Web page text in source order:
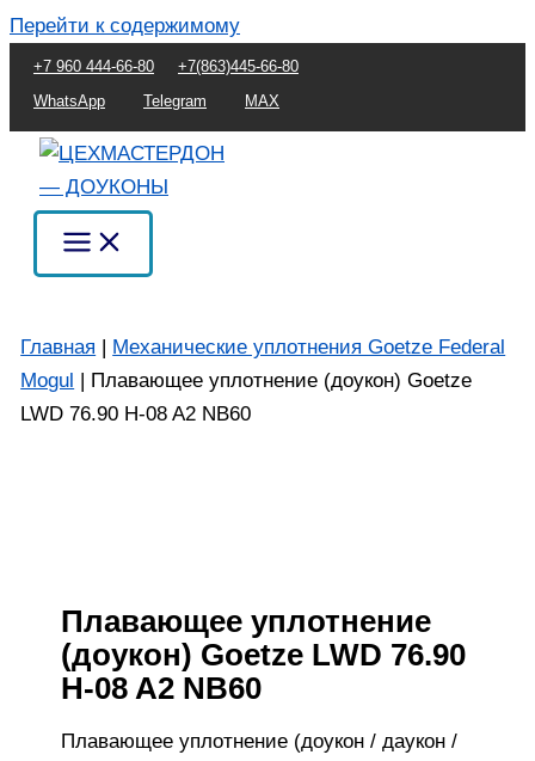
Перейти к содержимому
+7 960 444-66-80
+7(863)445-66-80
WhatsApp
Telegram MAX
Главная | Механические уплотнения Goetze Federal
Mogul | Плавающее уплотнение (доукон) Goetze
LWD 76.90 H-08 A2 NB60
Плавающее уплотнение
(доукон) Goetze LWD 76.90
H-08 A2 NB60
Плавающее уплотнение (доукон / даукон /